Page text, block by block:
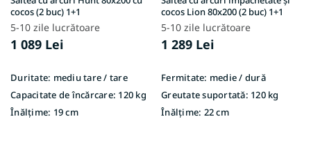
cocos (2 buc) 1+1
5-10 zile lucrătoare
1 089 Lei
Duritate: mediu tare / tare
Capacitate de încărcare: 120 kg
Înălțime: 19 cm
cocos Lion 80x200 (2 buc) 1+1
5-10 zile lucrătoare
1 289 Lei
Fermitate: medie / dură
Greutate suportată: 120 kg
Înălțime: 22 cm